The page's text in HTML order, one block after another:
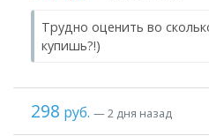
Трудно оценить во
купишь?!)
298 руб. — 2 дня назад